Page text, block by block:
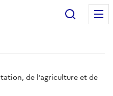
de l’agriculture et de